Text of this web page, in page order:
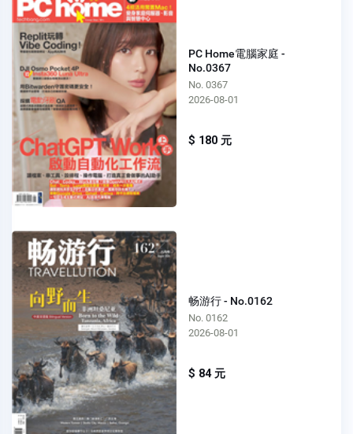
PC Home電腦家庭 -
No.0367
No. 0367
2026-08-01
$ 180 元
畅游行 - No.0162
No. 0162
2026-08-01
$ 84 元